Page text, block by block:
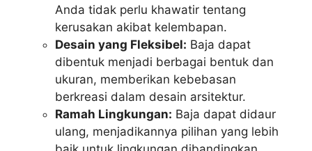
Anda tidak perlu khawatir tentang
kerusakan akibat kelembapan.
Desain yang Fleksibel: Baja dapat
dibentuk menjadi berbagai bentuk dan
ukuran, memberikan kebebasan
berkreasi dalam desain arsitektur.
Ramah Lingkungan: Baja dapat didaur
ulang, menjadikannya pilihan yang lebih